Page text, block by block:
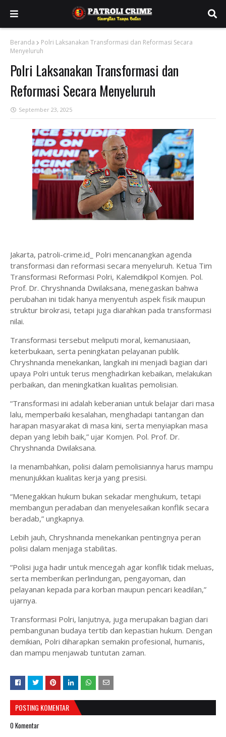
Beranda
Polri Laksanakan Transformasi dan Reformasi Secara
Menyeluruh
Polri Laksanakan Transformasi dan
Reformasi Secara Menyeluruh
September 23, 2025
Jakarta, patroli-crime.id_ Polri mencanangkan agenda
transformasi dan reformasi secara menyeluruh. Ketua Tim
Transformasi Reformasi Polri, Kalemdikpol Komjen. Pol.
Prof. Dr. Chryshnanda Dwilaksana, menegaskan bahwa
perubahan ini tidak hanya menyentuh aspek fisik maupun
struktur birokrasi, tetapi juga diarahkan pada transformasi
nilai.
Transformasi tersebut meliputi moral, kemanusiaan,
keterbukaan, serta peningkatan pelayanan publik.
Chryshnanda menekankan, langkah ini menjadi bagian dari
upaya Polri untuk terus menghadirkan kebaikan, melakukan
perbaikan, dan meningkatkan kualitas pemolisian.
“Transformasi ini adalah keberanian untuk belajar dari masa
lalu, memperbaiki kesalahan, menghadapi tantangan dan
harapan masyarakat di masa kini, serta menyiapkan masa
depan yang lebih baik,” ujar Komjen. Pol. Prof. Dr.
Chryshnanda Dwilaksana.
Ia menambahkan, polisi dalam pemolisiannya harus mampu
menunjukkan kualitas kerja yang presisi.
“Menegakkan hukum bukan sekadar menghukum, tetapi
membangun peradaban dan menyelesaikan konflik secara
beradab,” ungkapnya.
Lebih jauh, Chryshnanda menekankan pentingnya peran
polisi dalam menjaga stabilitas.
“Polisi juga hadir untuk mencegah agar konflik tidak meluas,
serta memberikan perlindungan, pengayoman, dan
pelayanan kepada para korban maupun pencari keadilan,”
ujarnya.
Transformasi Polri, lanjutnya, juga merupakan bagian dari
pembangunan budaya tertib dan kepastian hukum. Dengan
demikian, Polri diharapkan semakin profesional, humanis,
dan mampu menjawab tuntutan zaman.
POSTING KOMENTAR
0 Komentar